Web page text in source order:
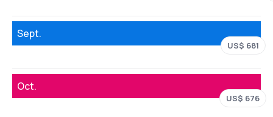
Sept.
US$ 681
Oct.
US$ 676